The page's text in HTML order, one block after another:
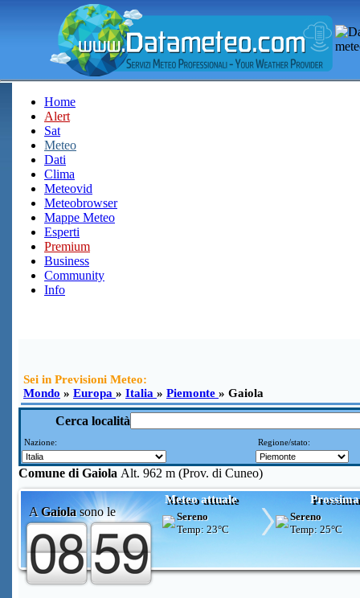
Home
Alert
Sat
Meteo
Dati
Clima
Meteovid
Meteobrowser
Mappe Meteo
Esperti
Premium
Business
Community
Info
Sei in Previsioni Meteo:
Mondo » Europa » Italia » Piemonte » Gaiola
Cerca località
Nazione: Regione/stato:
Comune di Gaiola Alt. 962 m (Prov. di Cuneo)
A Gaiolasono le
Meteo attuale
Sereno
Temp: 23°C
Sereno
Temp: 25°C